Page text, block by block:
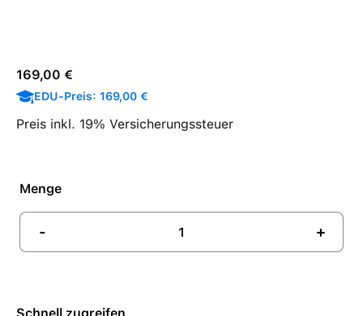
Regulärer Preis:
169,00 €
EDU-Preis: 169,00 €
Preis inkl. 19% Versicherungssteuer
Menge
- +